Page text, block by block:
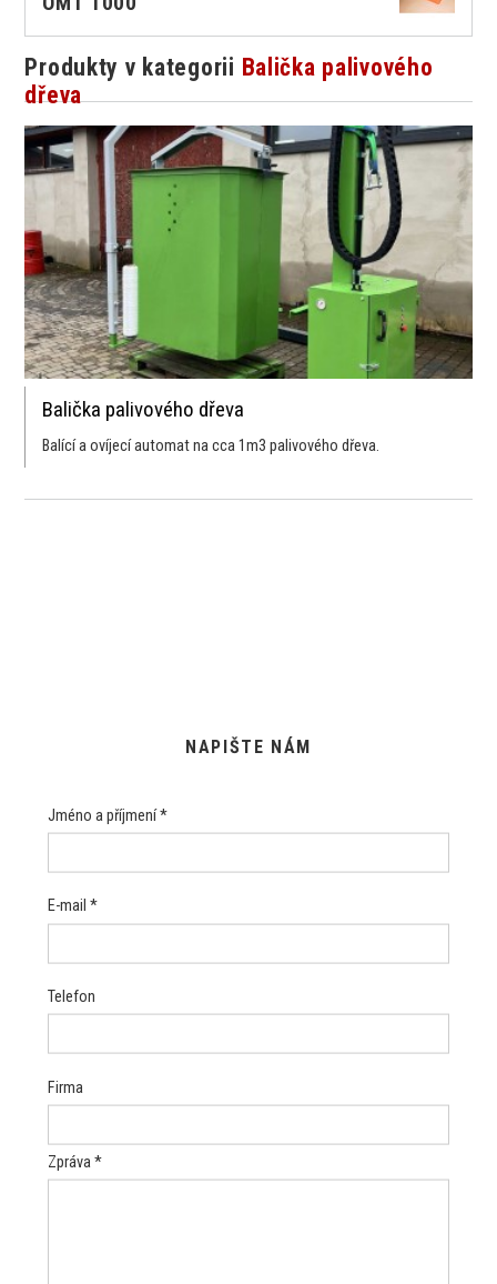
Produkty v kategorii Balička palivového
dřeva
Balička palivového dřeva
Balící a ovíjecí automat na cca 1m3 palivového dřeva.
NAPIŠTE NÁM
Jméno a příjmení *
E-mail *
Telefon
Firma
Zpráva *